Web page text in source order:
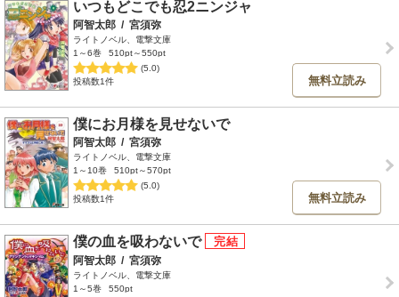
いつもどこでも忍2ニンジャ
阿智太郎 / 宮須弥
ライトノベル、電撃文庫
1～6巻
510pt～550pt
(5.0)
投稿数1件
無料立読み
僕にお月様を見せないで
阿智太郎 / 宮須弥
ライトノベル、電撃文庫
1～10巻
510pt～570pt
(5.0)
投稿数1件
無料立読み
僕の血を吸わないで
阿智太郎 / 宮須弥
ライトノベル、電撃文庫
1～5巻
550pt